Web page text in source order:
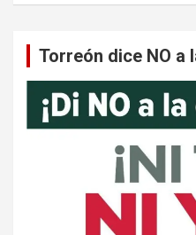
Torreón dice NO a